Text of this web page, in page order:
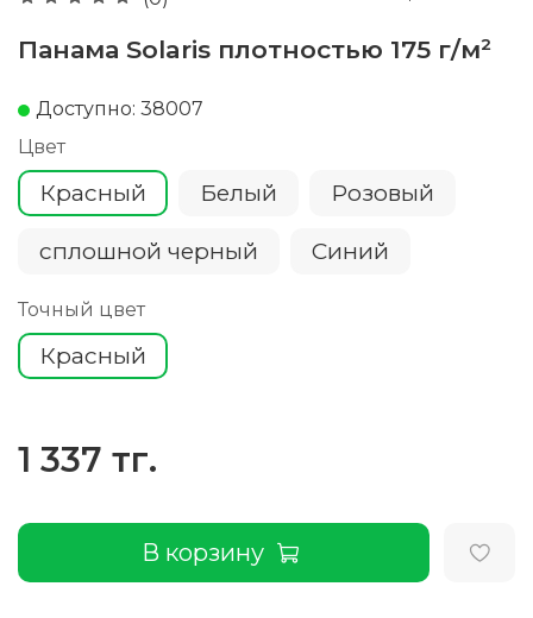
Панама Solaris плотностью 175 г/м²
Доступно: 38007
Цвет
Красный Белый Розовый
сплошной черный Cиний
Точный цвет
Красный
1 337 тг.
В корзину